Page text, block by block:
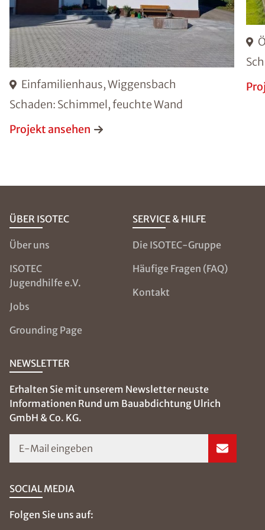
Einfamilienhaus, Wiggensbach
Schaden: Schimmel, feuchte Wand
Projekt ansehen
ÜBER ISOTEC
Über uns
ISOTEC
Jugendhilfe e.V.
Jobs
Grounding Page
SERVICE & HILFE
Die ISOTEC-Gruppe
Häufige Fragen (FAQ)
Kontakt
NEWSLETTER
Erhalten Sie mit unserem Newsletter neuste
Informationen Rund um Bauabdichtung Ulrich
GmbH & Co. KG.
E-Mail eingeben
SOCIAL MEDIA
Folgen Sie uns auf: